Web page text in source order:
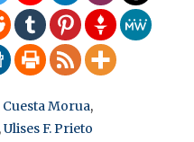
Morua,
,Ulises F. Prieto